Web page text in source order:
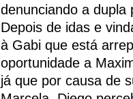
denunciando a
Depois de idas e
à Gabi que está
oportunidade a
já que por causa de